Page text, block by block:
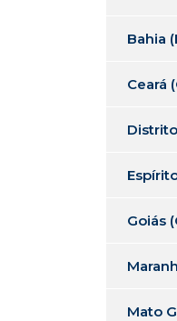
Bahia
Ceará
Goiás
Mato